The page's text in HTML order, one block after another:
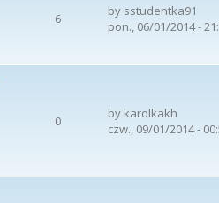
6 by sstudentka91
pon., 06/01/2014 -
0 by karolkakh
czw., 09/01/2014 -